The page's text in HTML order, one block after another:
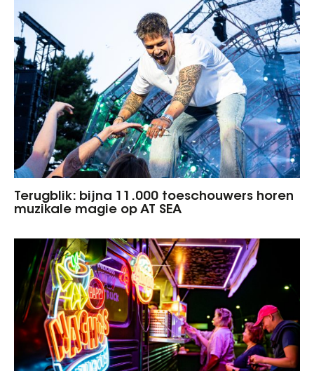
Terugblik: bijna 11.000 toeschouwers horen
muzikale magie op AT SEA